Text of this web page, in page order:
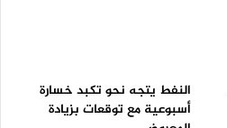
النفط يتجه نحو تكبد خسارة
أسبوعية مع توقعات بزيادة